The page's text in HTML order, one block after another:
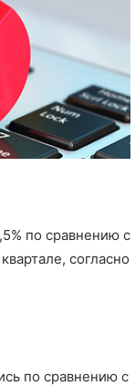
по сравнению с
согласно
по сравнению с